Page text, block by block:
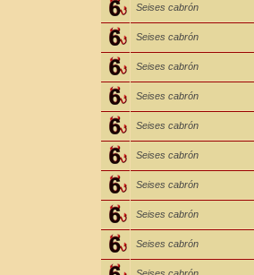
Seises cabrón
Seises cabrón
Seises cabrón
Seises cabrón
Seises cabrón
Seises cabrón
Seises cabrón
Seises cabrón
Seises cabrón